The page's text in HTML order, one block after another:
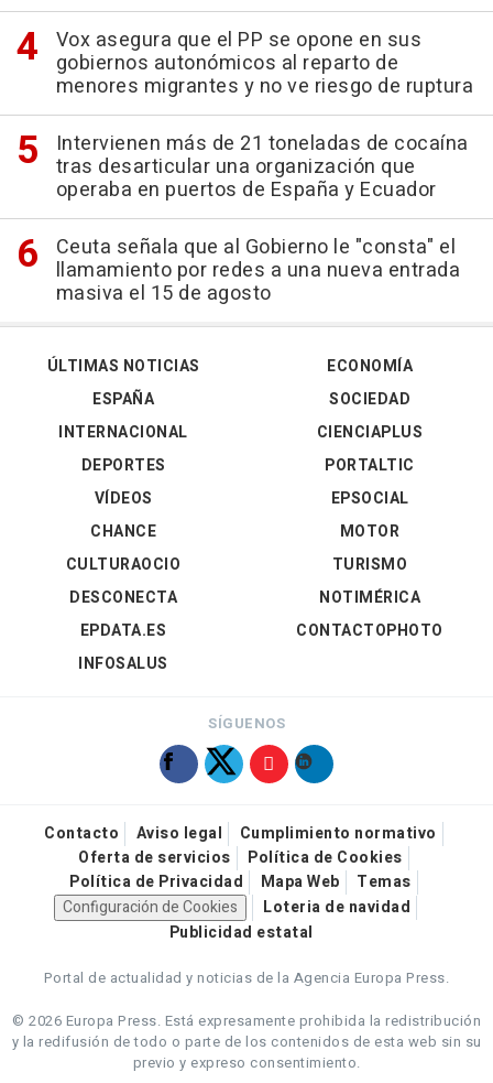
Vox asegura que el PP se opone en sus
gobiernos autonómicos al reparto de
menores migrantes y no ve riesgo de ruptura
Intervienen más de 21 toneladas de cocaína
tras desarticular una organización que
operaba en puertos de España y Ecuador
Ceuta señala que al Gobierno le "consta" el
llamamiento por redes a una nueva entrada
masiva el 15 de agosto
ÚLTIMAS NOTICIAS
ESPAÑA
INTERNACIONAL
DEPORTES
VÍDEOS
ECONOMÍA
SOCIEDAD
CIENCIAPLUS
PORTALTIC
EPSOCIAL
CHANCE
CULTURAOCIO
DESCONECTA
EPDATA.ES
INFOSALUS
MOTOR
TURISMO
NOTIMÉRICA
CONTACTOPHOTO
SÍGUENOS
Contacto Aviso legal
Cumplimiento normativo
Oferta de servicios
Política de Cookies
Política de Privacidad
Mapa Web
Temas
Configuración de Cookies
Loteria de navidad
Publicidad estatal
Portal de actualidad y noticias de la Agencia Europa Press.
© 2026 Europa Press. Está expresamente prohibida la redistribución
y la redifusión de todo o parte de los contenidos de esta web sin su
previo y expreso consentimiento.